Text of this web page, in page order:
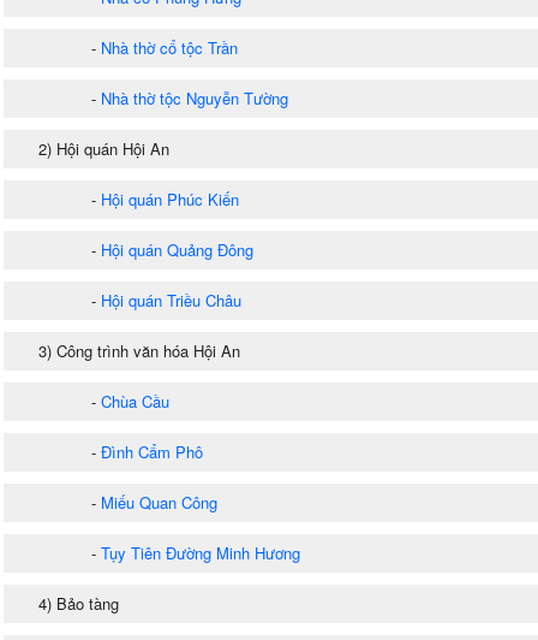
- Nhà thờ cổ tộc Trần
- Nhà thờ tộc Nguyễn Tường
2) Hội quán Hội An
- Hội quán Phúc Kiến
- Hội quán Quảng Đông
- Hội quán Triều Châu
3) Công trình văn hóa Hội An
- Chùa Cầu
- Đình Cẩm Phô
- Miếu Quan Công
- Tụy Tiên Đường Minh Hương
4) Bảo tàng